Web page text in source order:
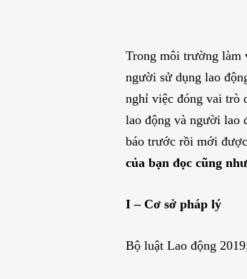
Trong môi trường làm
người sử dụng lao
nghỉ việc đóng vai trò
lao động và người lao
báo trước rồi mới
của bạn đọc cũng
I – Cơ sở pháp lý
Bộ luật Lao động